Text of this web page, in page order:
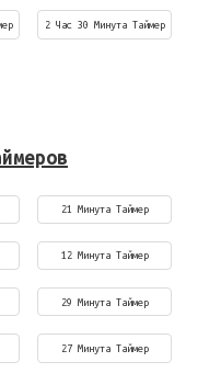
2 Час 30 Минута Таймер
21 Минута Таймер
12 Минута Таймер
29 Минута Таймер
27 Минута Таймер